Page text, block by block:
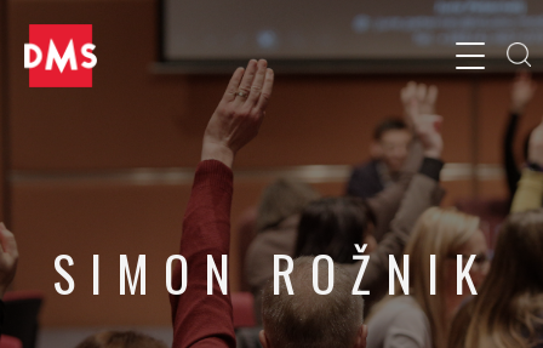
SIMON ROŽNIK
Direktor, EXTREM